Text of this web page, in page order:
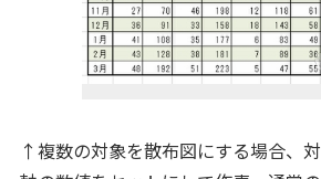
↑複数の対象を散布図にする場合、